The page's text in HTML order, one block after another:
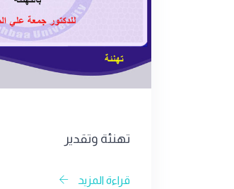
تهنئة وتقدير
قراءة المزيد